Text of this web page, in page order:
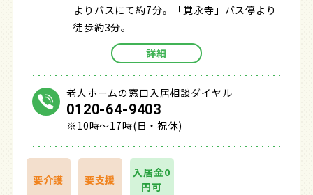
よりバスにて約7分。「覚永寺」バス停より
徒歩約3分。
詳細
老人ホームの窓口入居相談ダイヤル
0120-64-9403
※10時～17時(日・祝休)
要介護 要支援
入居金0
円可